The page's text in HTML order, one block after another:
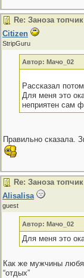
Re: Заноза топчик
Citizen
StripGuru
Автор: Мачо_02
Рассказал
Для меня это
неприятен сам
Правильно сказала.
Re: Заноза топчик
Alisalisa
guest
Автор: Мачо_02
Для меня это
Как же мужчины
“отдых”